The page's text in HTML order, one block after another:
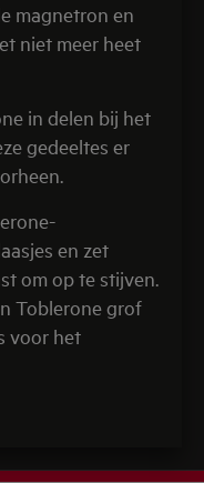
magnetron en
niet meer heet
in delen bij het
gedeeltes er
en zet
om op te stijven.
Toblerone grof
voor het